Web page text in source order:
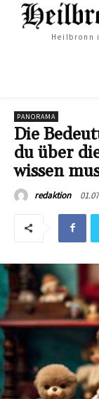
Heilbronn
PANORAMA
Die
du über
wissen
redaktion